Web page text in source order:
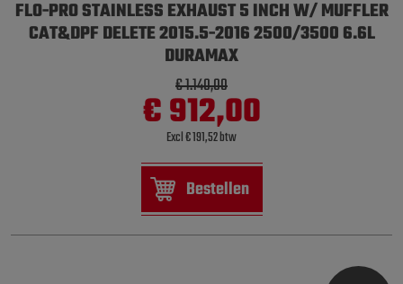
FLO-PRO STAINLESS EXHAUST 5 INCH W/ MUFFLER
CAT&DPF DELETE 2015.5-2016 2500/3500 6.6L
DURAMAX
€ 1.140,00
€ 912,00
Excl € 191,52 btw
Bestellen